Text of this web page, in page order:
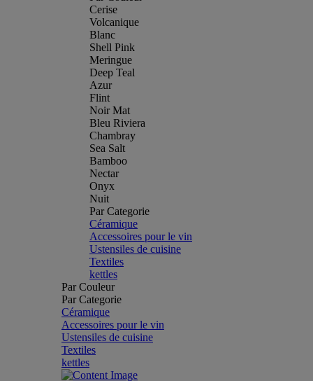
Cerise
Volcanique
Blanc
Shell Pink
Meringue
Deep Teal
Azur
Flint
Noir Mat
Bleu Riviera
Chambray
Sea Salt
Bamboo
Nectar
Onyx
Nuit
Par Categorie
Céramique
Accessoires pour le vin
Ustensiles de cuisine
Textiles
kettles
Par Couleur
Par Categorie
Céramique
Accessoires pour le vin
Ustensiles de cuisine
Textiles
kettles